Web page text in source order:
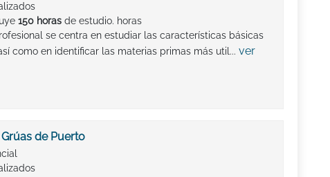
150 horas de estudio. horas
se centra en estudiar las características básicas
como en identificar las materias primas más util... ver
de Puerto